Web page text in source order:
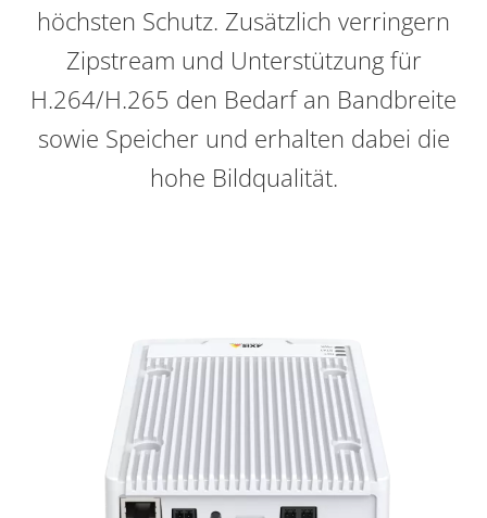
höchsten Schutz. Zusätzlich verringern
Zipstream und Unterstützung für
H.264/H.265 den Bedarf an Bandbreite
sowie Speicher und erhalten dabei die
hohe Bildqualität.